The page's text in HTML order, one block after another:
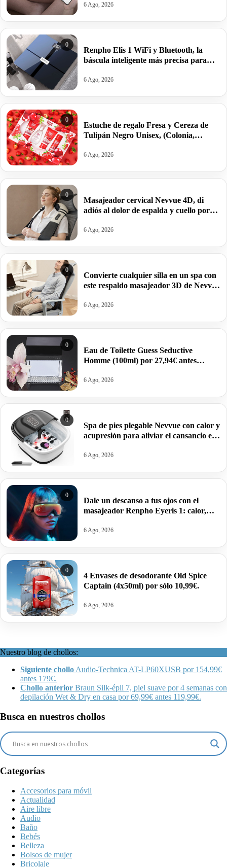
104,49€.
6 Ago, 2026
0
Renpho Elis 1 WiFi y Bluetooth, la
báscula inteligente más precisa para
39,99€.
6 Ago, 2026
0
Estuche de regalo Fresa y Cereza de
Tulipán Negro Unisex, (Colonia,
antes 14,34€.
6 Ago, 2026
0
Masajeador cervical Nevvue 4D, di
adiós al dolor de espalda y cuello por
6 Ago, 2026
0
Convierte cualquier silla en un spa con
este respaldo masajeador 3D de Nevvue
6 Ago, 2026
0
Eau de Toilette Guess Seductive
Homme (100ml) por 27,94€ antes
6 Ago, 2026
0
Spa de pies plegable Nevvue con calor y
acupresión para aliviar el cansancio en
6 Ago, 2026
0
Dale un descanso a tus ojos con el
masajeador Renpho Eyeris 1: calor,
bluetooth por 37,99€.
6 Ago, 2026
0
4 Envases de desodorante Old Spice
Captain (4x50ml) por sólo 10,99€.
6 Ago, 2026
Nuestro blog de chollos:
Siguiente chollo Audio-Technica AT-LP60XUSB por 154,99€
antes 179€.
Chollo anterior Braun Silk-épil 7, piel suave por 4 semanas con
depilación Wet & Dry en casa por 69,99€ antes 119,99€.
Busca en nuestros chollos
Categorías
Accesorios para móvil
Actualidad
Aire libre
Audio
Baño
Bebés
Belleza
Bolsos de mujer
Bricolaje